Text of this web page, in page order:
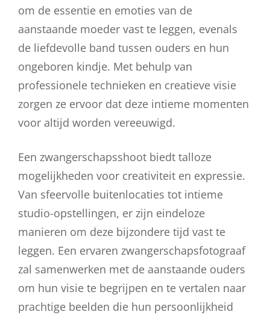
om de essentie en emoties van de
aanstaande moeder vast te leggen, evenals
de liefdevolle band tussen ouders en hun
ongeboren kindje. Met behulp van
professionele technieken en creatieve visie
zorgen ze ervoor dat deze intieme momenten
voor altijd worden vereeuwigd.
Een zwangerschapsshoot biedt talloze
mogelijkheden voor creativiteit en expressie.
Van sfeervolle buitenlocaties tot intieme
studio-opstellingen, er zijn eindeloze
manieren om deze bijzondere tijd vast te
leggen. Een ervaren zwangerschapsfotograaf
zal samenwerken met de aanstaande ouders
om hun visie te begrijpen en te vertalen naar
prachtige beelden die hun persoonlijkheid